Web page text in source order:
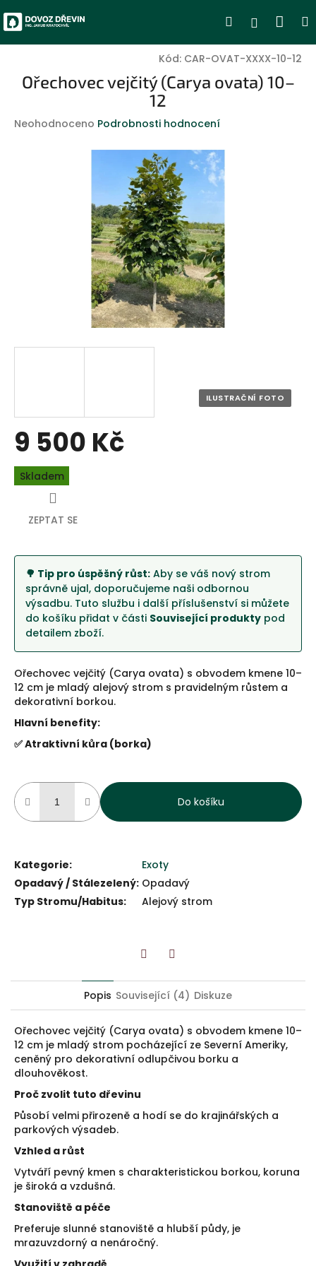
na
obsah
Hledat
Kód: CAR-OVAT-XXXX-10-12
Ořechovec vejčitý (Carya ovata) 10–
12
Průměrné
Neohodnoceno Podrobnosti hodnocení
9 500 Kč
Měrná
cena:
Skladem
Do košíku
🌳 Tip pro úspěšný růst: Aby se váš nový strom
správně ujal, doporučujeme naši odbornou
výsadbu. Tuto službu i další příslušenství si můžete
do košíku přidat v části Související produkty pod
detailem zboží.
Ořechovec vejčitý (Carya ovata) s obvodem kmene 10–
12 cm je mladý alejový strom s pravidelným růstem a
dekorativní borkou.
Hlavní benefity:
✅ Atraktivní kůra (borka)
Kategorie:
Exoty
Opadavý / Stálezelený: Opadavý
Typ Stromu/Habitus: Alejový strom
ZEPTAT SE
Popis Související (4) Diskuze
Ořechovec vejčitý (Carya ovata) s obvodem kmene 10–
12 cm je mladý strom pocházející ze Severní Ameriky,
ceněný pro dekorativní odlupčivou borku a
dlouhověkost.
Proč zvolit tuto dřevinu
Působí velmi přirozeně a hodí se do krajinářských a
parkových výsadeb.
Vzhled a růst
Vytváří pevný kmen s charakteristickou borkou, koruna
je široká a vzdušná.
Stanoviště a péče
Preferuje slunné stanoviště a hlubší půdy, je
mrazuvzdorný a nenáročný.